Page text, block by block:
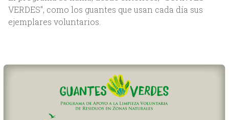
Servicios
Blog
Contacto
VERDES", como los guantes que usan cada día sus
ejemplares voluntarios.